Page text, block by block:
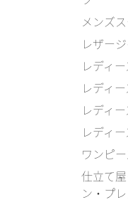
メンズ
レザー
レディ
レディ
レディ
レディ
ワンピー
仕立て
ン・プレ